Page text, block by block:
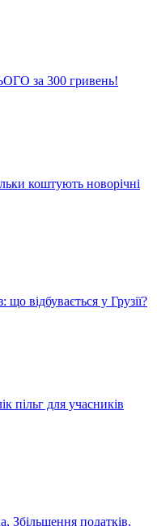
за 300 гривень!
коштують новорічні
відбувається у Грузії?
пільг для учасників
Збільшення податків,